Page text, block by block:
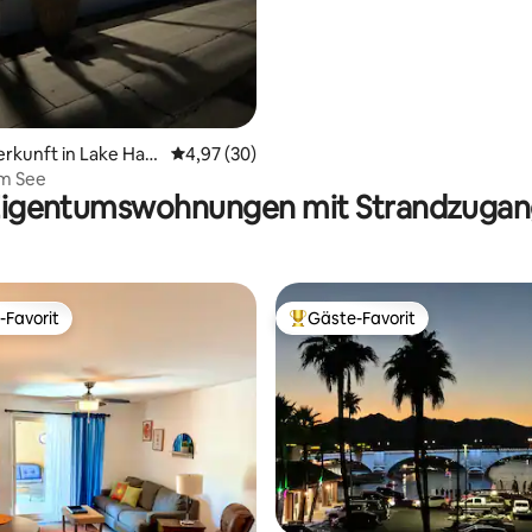
in Lake Hav
Durchschnittliche Bewertung: 4,97 von 5,
4,97 (30)
See
mit
Favorit.
Favorit Beliebter Gäste-Favorit.
Gäste-Favorit